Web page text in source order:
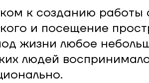
к созданию работы
и посещение
жизни любое
людей